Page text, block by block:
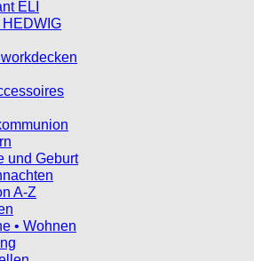
ELI
und Geburt
A-Z
• Wohnen